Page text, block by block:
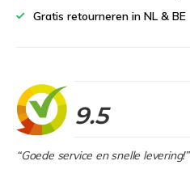
Gratis retourneren in NL & BE
9.5
“Goede service en snelle levering!”